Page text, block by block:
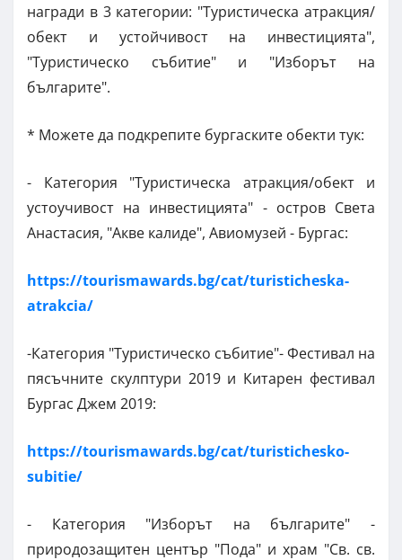
награди в 3 категории: "Туристическа атракция/
обект и устойчивост на инвестицията",
"Туристическо събитие" и "Изборът на
българите".
* Можете да подкрепите бургаските обекти тук:
- Категория "Туристическа атракция/обект и
устоучивост на инвестицията" - остров Света
Анастасия, "Акве калиде", Авиомузей - Бургас:
https://tourismawards.bg/cat/turisticheska-
atrakcia/
-Категория "Туристическо събитие"- Фестивал на
пясъчните скулптури 2019 и Китарен фестивал
Бургас Джем 2019:
https://tourismawards.bg/cat/turistichesko-
subitie/
- Категория "Изборът на българите" -
природозащитен център "Пода" и храм "Св. св.